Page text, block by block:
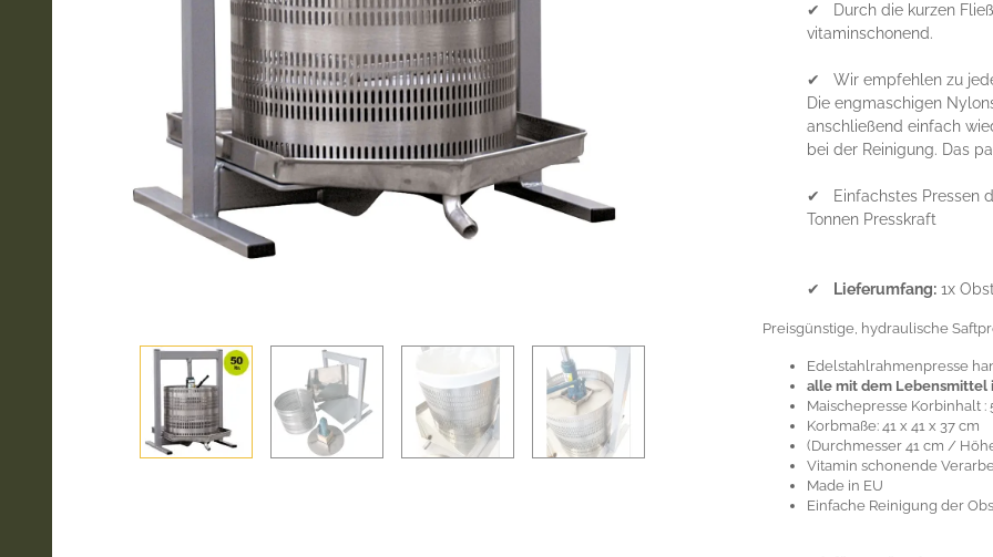
✔ Durch die kurzen
vitaminschonend.
✔ Wir empfehlen zu
Die engmaschigen
anschließend einfach
bei der Reinigung. Das
✔ Einfachstes Pressen
Tonnen Presskraft
✔ Lieferumfang: 1x
Preisgünstige, hydraulische
Edelstahlrahmenpresse
alle mit dem Lebensmittel
Maischepresse Korbinhalt :
Korbmaße: 41 x 41 x 37 cm
(Durchmesser 41 cm /
Vitamin schonende
Made in EU
Einfache Reinigung der